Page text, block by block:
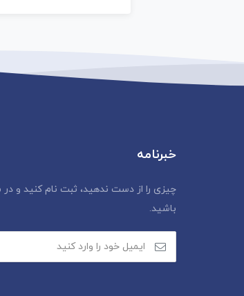
خبرنامه
چیزی را از دست ندهید، ثبت نام کنید و
باشید.